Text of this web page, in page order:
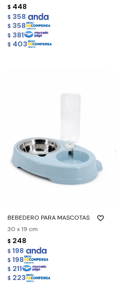
$ 448
$ 358
$ 358
$ 381
$ 403
BEBEDERO PARA MASCOTAS
30 x 19 cm
$ 248
$ 198
$ 198
$ 211
$ 223